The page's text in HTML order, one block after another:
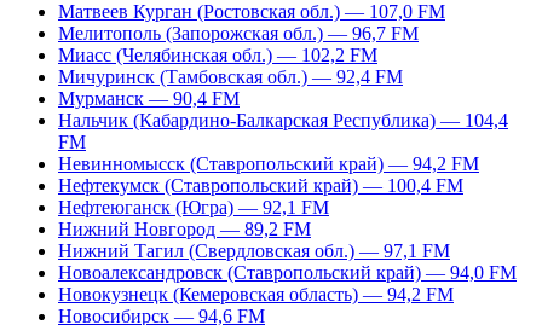
Матвеев Курган (Ростовская обл.) — 107,0 FM
Мелитополь (Запорожская обл.) — 96,7 FM
Миасс (Челябинская обл.) — 102,2 FM
Мичуринск (Тамбовская обл.) — 92,4 FM
Мурманск — 90,4 FM
Нальчик (Кабардино-Балкарская Республика) — 104,4
FM
Невинномысск (Ставропольский край) — 94,2 FM
Нефтекумск (Ставропольский край) — 100,4 FM
Нефтеюганск (Югра) — 92,1 FM
Нижний Новгород — 89,2 FM
Нижний Тагил (Свердловская обл.) — 97,1 FM
Новоалександровск (Ставропольский край) — 94,0 FM
Новокузнецк (Кемеровская область) — 94,2 FM
Новосибирск — 94,6 FM